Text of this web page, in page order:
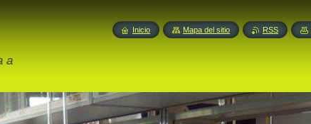
a
Inicio Mapa del sitio RSS